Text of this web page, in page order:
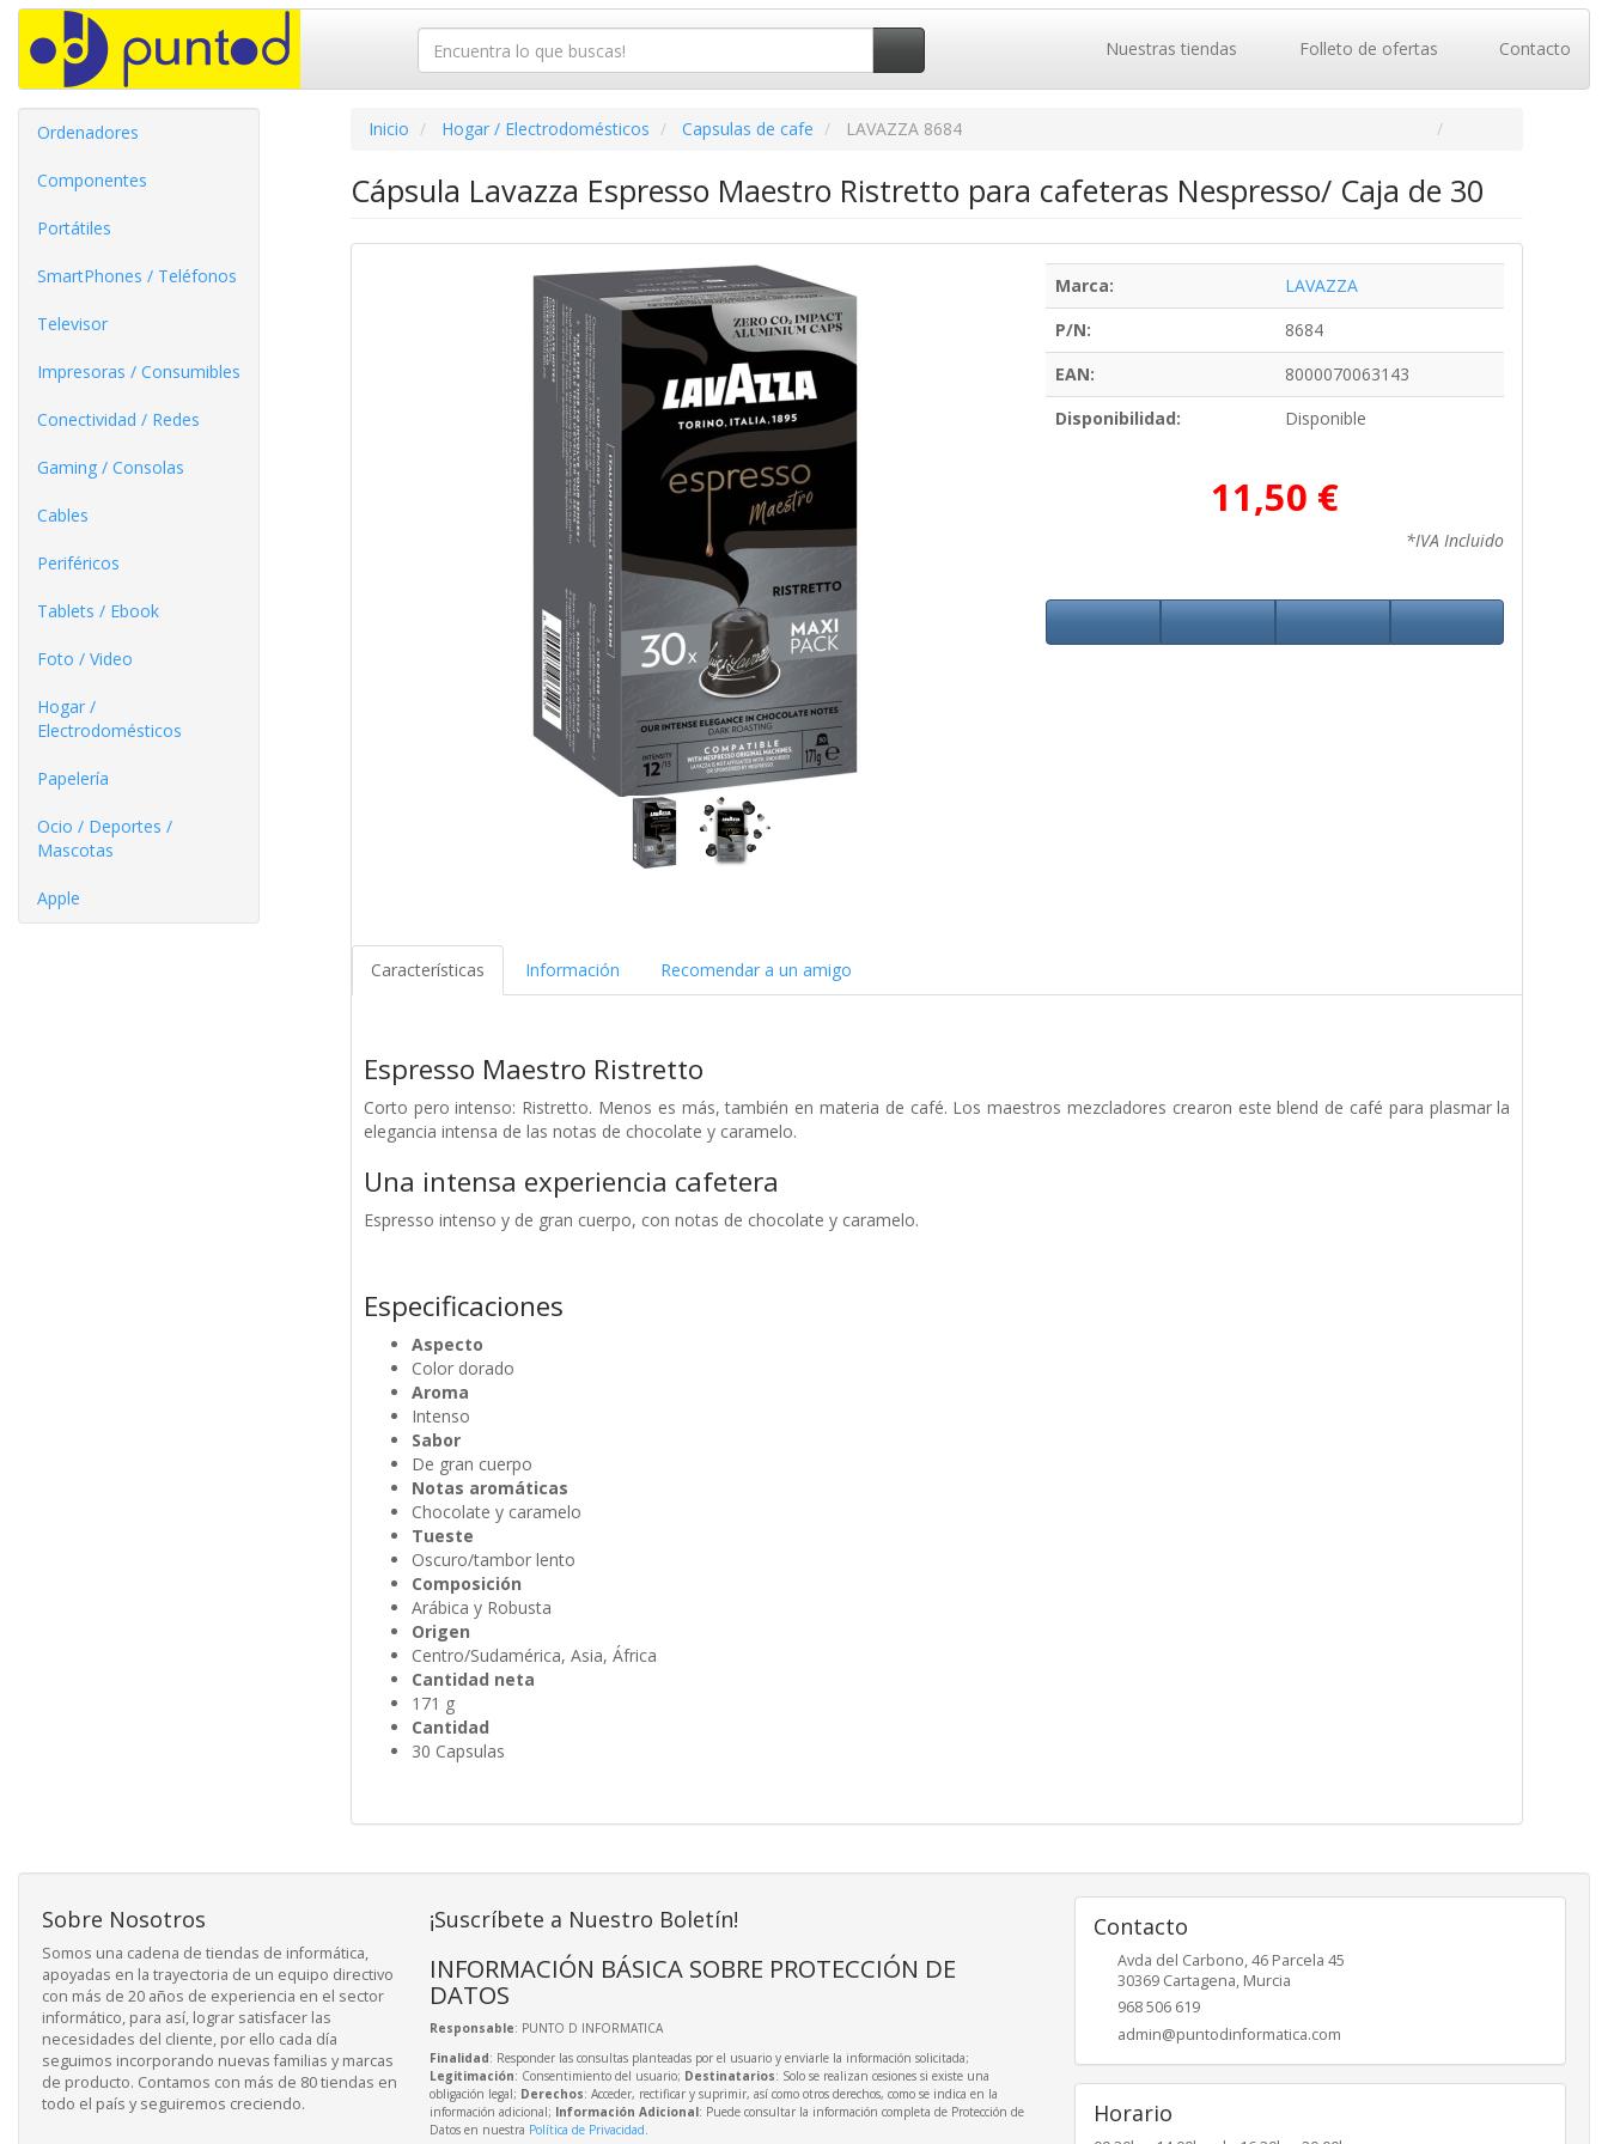
Nuestras tiendas Folleto de ofertas Contacto
Ordenadores
Componentes
Portátiles
SmartPhones / Teléfonos
Televisor
Impresoras / Consumibles
Conectividad / Redes
Gaming / Consolas
Cables
Periféricos
Tablets / Ebook
Foto / Video
Hogar /
Electrodomésticos
Papelería
Ocio / Deportes /
Mascotas
Apple
Inicio Hogar / Electrodomésticos Capsulas de cafe LAVAZZA 8684
Cápsula Lavazza Espresso Maestro Ristretto para cafeteras Nespresso/ Caja de 30
Marca:
LAVAZZA
P/N:
8684
EAN:
8000070063143
Disponibilidad:
Disponible
11,50 €
*IVA Incluido
Características Información Recomendar a un amigo
Espresso Maestro Ristretto
Corto pero intenso: Ristretto. Menos es más, también en materia de café. Los maestros mezcladores crearon este blend de café para plasmar la
elegancia intensa de las notas de chocolate y caramelo.
Una intensa experiencia cafetera
Espresso intenso y de gran cuerpo, con notas de chocolate y caramelo.
Especificaciones
Aspecto
Color dorado
Aroma
Intenso
Sabor
De gran cuerpo
Notas aromáticas
Chocolate y caramelo
Tueste
Oscuro/tambor lento
Composición
Arábica y Robusta
Origen
Centro/Sudamérica, Asia, África
Cantidad neta
171 g
Cantidad
30 Capsulas
Sobre Nosotros
Somos una cadena de tiendas de informática,
apoyadas en la trayectoria de un equipo directivo
con más de 20 años de experiencia en el sector
informático, para así, lograr satisfacer las
necesidades del cliente, por ello cada día
seguimos incorporando nuevas familias y marcas
de producto. Contamos con más de 80 tiendas en
todo el país y seguiremos creciendo.
¡Suscríbete a Nuestro Boletín!
INFORMACIÓN BÁSICA SOBRE PROTECCIÓN DE
DATOS
Responsable: PUNTO D INFORMATICA
Finalidad: Responder las consultas planteadas por el usuario y enviarle la información solicitada;
Legitimación: Consentimiento del usuario; Destinatarios: Solo se realizan cesiones si existe una
obligación legal; Derechos: Acceder, rectificar y suprimir, así como otros derechos, como se indica en la
información adicional; Información Adicional: Puede consultar la información completa de Protección de
Datos en nuestra Política de Privacidad.
Contacto
Avda del Carbono, 46 Parcela 45
30369 Cartagena, Murcia
968 506 619
admin@puntodinformatica.com
Horario